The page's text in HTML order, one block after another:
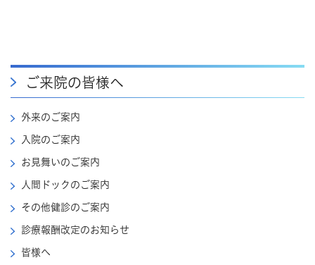
ご来院の皆様へ
外来のご案内
入院のご案内
お見舞いのご案内
人間ドックのご案内
その他健診のご案内
診療報酬改定のお知らせ
皆様へ